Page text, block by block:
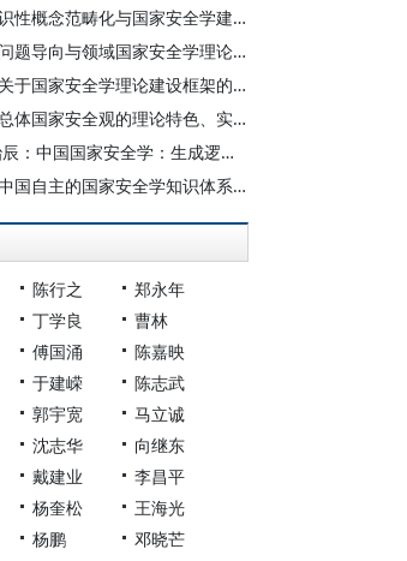
郭锐：标识性概念范畴化与国家安全学建设
李文良：问题导向与领域国家安全学理论研究
张宇燕：关于国家安全学理论建设框架的初步思考
杨明杰：总体国家安全观的理论特色、实践伟力与国家安全学学科建设前景
肖晞 刘治辰：中国国家安全学：生成逻辑、体系创新与未来展望
张海波：中国自主的国家安全学知识体系：一个总体性框架
陈行之
郑永年
丁学良
曹林
傅国涌
陈嘉映
于建嵘
陈志武
郭宇宽
马立诚
沈志华
向继东
戴建业
李昌平
杨奎松
王海光
杨鹏
邓晓芒